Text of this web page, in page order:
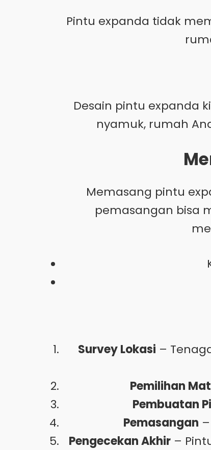
Pintu expanda tidak
Desain pintu expanda
nyamuk, rumah
Memasang pintu
pemasangan bisa
Survey Lokasi –
Pemilihan
Pembuatan
Pemasangan
Pengecekan Akhir –